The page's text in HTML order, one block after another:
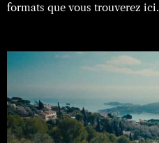
formats que vous trouverez ici.